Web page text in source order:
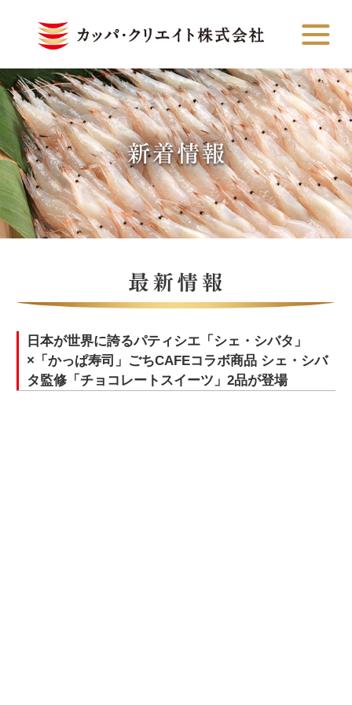
日本が世界に誇るパティシエ「シェ・シバタ」
×「かっぱ寿司」ごちCAFEコラボ商品 シェ・シバ
タ監修「チョコレートスイーツ」2品が登場